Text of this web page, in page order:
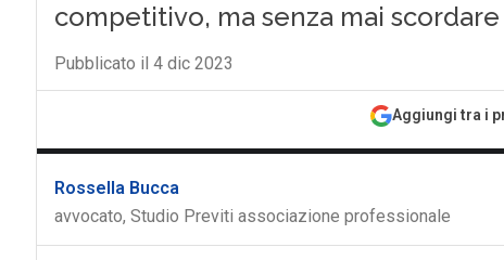
competitivo, ma senza mai
Pubblicato il 4 dic 2023
Aggiungi tra i
Rossella Bucca
avvocato, Studio Previti associazione professionale